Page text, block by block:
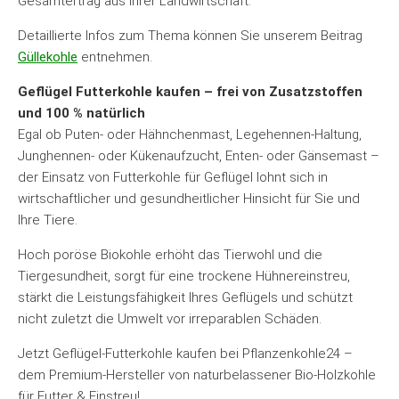
Detaillierte Infos zum Thema können Sie unserem Beitrag
Güllekohle entnehmen.
Geflügel Futterkohle kaufen – frei von Zusatzstoffen
und 100 % natürlich
Egal ob Puten- oder Hähnchenmast, Legehennen-Haltung,
Junghennen- oder Kükenaufzucht, Enten- oder Gänsemast –
der Einsatz von Futterkohle für Geflügel lohnt sich in
wirtschaftlicher und gesundheitlicher Hinsicht für Sie und
Ihre Tiere.
Hoch poröse Biokohle erhöht das Tierwohl und die
Tiergesundheit, sorgt für eine trockene Hühnereinstreu,
stärkt die Leistungsfähigkeit Ihres Geflügels und schützt
nicht zuletzt die Umwelt vor irreparablen Schäden.
Jetzt Geflügel-Futterkohle kaufen bei Pflanzenkohle24 –
dem Premium-Hersteller von naturbelassener Bio-Holzkohle